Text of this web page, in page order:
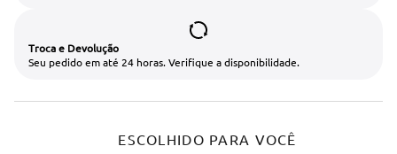
Troca e Devolução
Seu pedido em até 24 horas. Verifique a disponibilidade.
ESCOLHIDO PARA VOCÊ